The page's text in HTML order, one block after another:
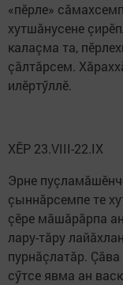
«пӗрле»
хутшăнусене
калаçма та,
çăлтăрсем.
илӗртӳллӗ.
ХӖР 23.VIII-22.IX
Эрне
çыннăрсемпе те
çӗре мăшăрăрпа
лару-тăру
пурнăçлатăр.
сӳтсе явма ан